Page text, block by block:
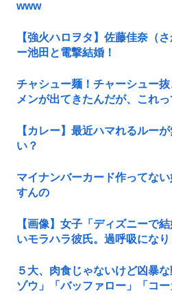
www
【強火ハロヲタ】佐藤佳奈（
ー池田と電撃結婚！
チャシュー麺！チャーシュー
メンが出てきたんだが、これ
【カレー】最近ハマれるルー
い？
マイナンバーカード作ってな
すんの
【画像】女子「ディズニーで
いモラハラ彼氏。過呼吸にな
５大、肉食じゃないけど凶暴
ゾウ」「バッファロー」「コー